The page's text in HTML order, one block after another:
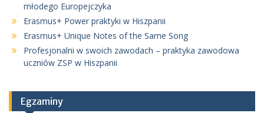
młodego Europejczyka
Erasmus+ Power praktyki w Hiszpanii
Erasmus+ Unique Notes of the Same Song
Profesjonalni w swoich zawodach – praktyka zawodowa
uczniów ZSP w Hiszpanii
Egzaminy